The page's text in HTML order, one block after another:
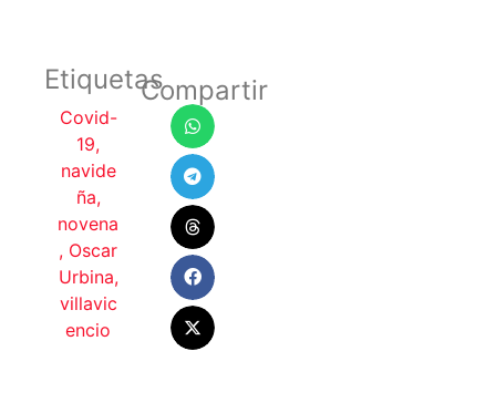
Etiquetas
Covid-
19,
navide
ña,
novena
, Oscar
Urbina,
villavic
encio
Compartir